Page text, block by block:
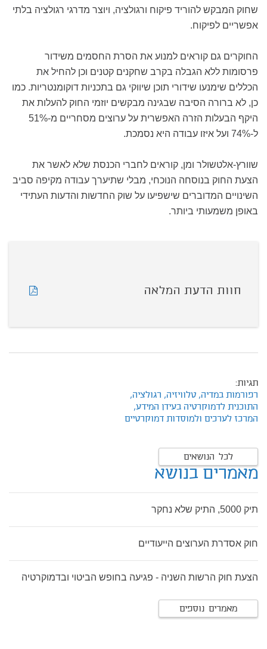
שחוק המבקש להוריד פיקוח ורגולציה, ויוצר מדרגי רגולציה בלתי
אפשריים לפיקוח.
החוקרים גם קוראים למנוע את הסרת החסמים משידור
פרסומות ללא הגבלה בקרב שחקנים קטנים וכן להחיל את
הכללים שימנעו שידורי תוכן שיווקי גם בתכניות דוקומנטריות. כמו
כן, לא ברורה הסיבה שבגינה מבקשים יוזמי החוק להעלות את
היקף הבעלות הזרה האפשרית על ערוצים מסחריים מ-51%
ל-74% ועל איזו עבודה היא נסמכת.
שוורץ-אלטשולר ומן, קוראים לחברי הכנסת שלא לאשר את
הצעת החוק בנוסחה הנוכחי, מבלי שתיערך עבודה מקיפה סביב
השינויים המדוברים שישפיעו על שוק החדשות והדעות העתידי
באופן משמעותי ביותר.
חוות הדעת המלאה
תגיות:
רפורמות במדיה, טלוויזיה, רגולציה,
התוכנית לדמוקרטיה בעידן המידע,
המרכז לערכים ולמוסדות דמוקרטיים
לכל הנושאים
מאמרים בנושא
תיק 5000, התיק שלא נחקר
חוק אסדרת הערוצים הייעודיים
הצעת חוק הרשות השניה - פגיעה בחופש הביטוי ובדמוקרטיה
מאמרים נוספים